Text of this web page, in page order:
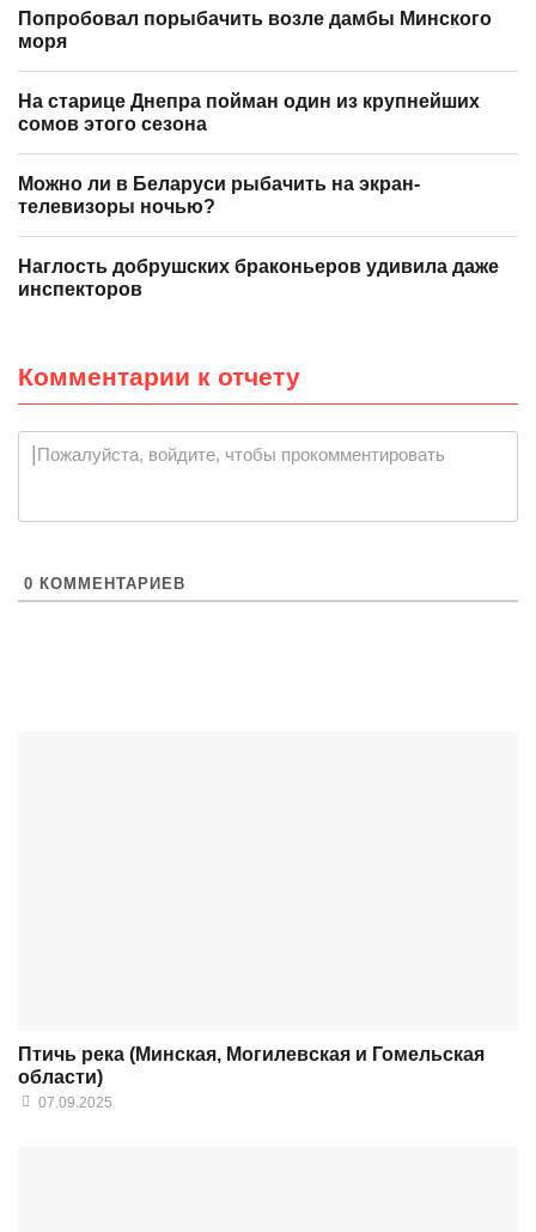
Попробовал порыбачить возле дамбы Минского
моря
На старице Днепра пойман один из крупнейших
сомов этого сезона
Можно ли в Беларуси рыбачить на экран-
телевизоры ночью?
Наглость добрушских браконьеров удивила даже
инспекторов
Комментарии к отчету
Пожалуйста, войдите, чтобы прокомментировать
0 КОММЕНТАРИЕВ
Птичь река (Минская, Могилевская и Гомельская
области)
07.09.2025